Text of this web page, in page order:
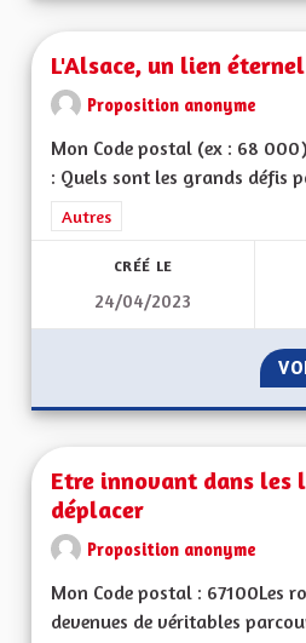
L'Alsace, un lien éternel
Proposition anonyme
Mon Code postal (ex : 68
: Quels sont les grands défis
Filtrer les résultats de la
Autres
CRÉÉ LE
24/04/2023
Etre innovant dans les
déplacer
Proposition anonyme
Mon Code postal : 67100Les
devenues de véritables